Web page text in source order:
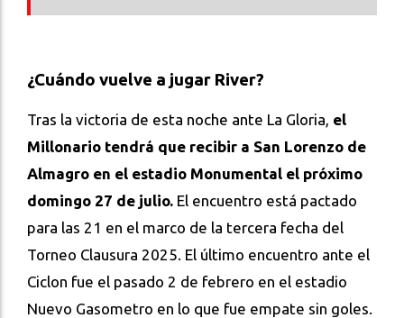
¿Cuándo vuelve a jugar River?
Tras la victoria de esta noche ante La Gloria, el
Millonario tendrá que recibir a San Lorenzo de
Almagro en el estadio Monumental el próximo
domingo 27 de julio. El encuentro está pactado
para las 21 en el marco de la tercera fecha del
Torneo Clausura 2025. El último encuentro ante el
Ciclon fue el pasado 2 de febrero en el estadio
Nuevo Gasometro en lo que fue empate sin goles.